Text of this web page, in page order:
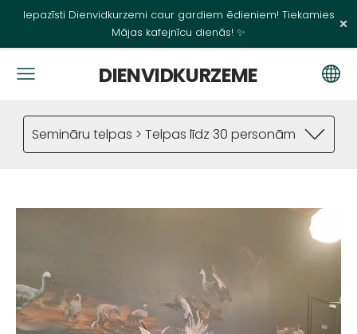
Iepazīsti Dienvidkurzemi caur gardiem ēdieniem! Tiekamies
Mājas kafejnīcu dienās! ✨
×
DIENVIDKURZEME
Semināru telpas > Telpas līdz 30 personām